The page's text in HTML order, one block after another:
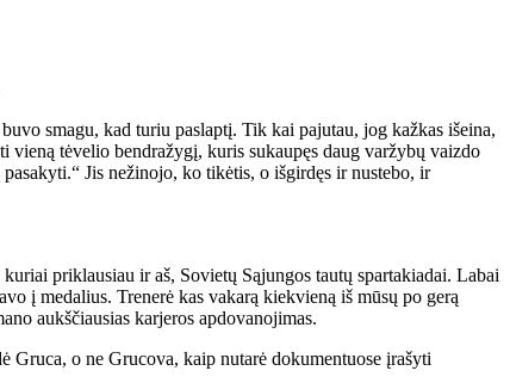
smagu, kad turiu paslaptį. Tik kai pajutau, jog kažkas išeina,
tėvelio bendražygį, kuris sukaupęs daug varžybų vaizdo
Jis nežinojo, ko tikėtis, o išgirdęs ir nustebo, ir
priklausiau ir aš, Sovietų Sąjungos tautų spartakiadai. Labai
į medalius. Trenerė kas vakarą kiekvieną iš mūsų po gerą
aukščiausias karjeros apdovanojimas.
o ne Grucova, kaip nutarė dokumentuose įrašyti